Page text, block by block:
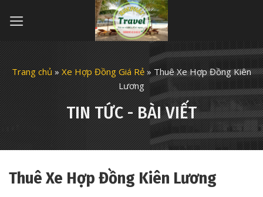
Trang chủ»Xe Hợp Đồng Giá Rẻ»Thuê Xe Hợp Đồng Kiên
Lương
TIN TỨC - BÀI VIẾT
Thuê Xe Hợp Đồng Kiên Lương